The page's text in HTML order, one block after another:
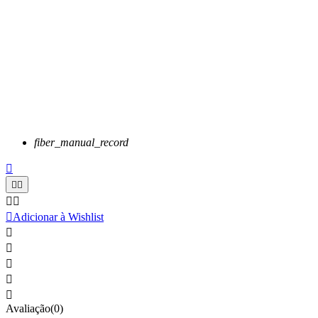
fiber_manual_record

 
 
Adicionar à Wishlist





Avaliação(0)